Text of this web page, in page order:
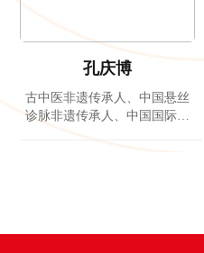
孔庆博
古中医非遗传承人、中国悬丝
诊脉非遗传承人、中国国际重